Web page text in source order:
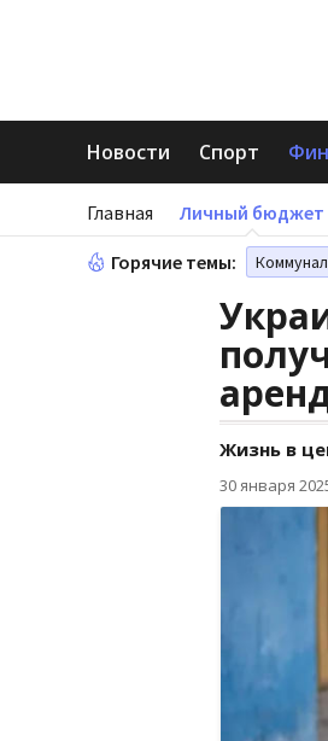
Новости Спорт
Главная Личный бюджет
Горячие темы:
Жизнь в
30 января